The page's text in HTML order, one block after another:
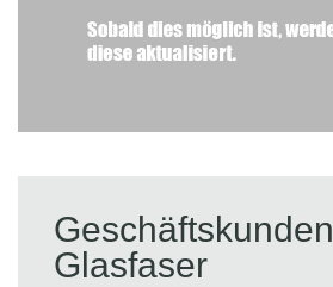
Geschäftskunden
Glasfaser